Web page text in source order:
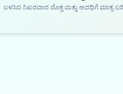
ಬಳಸಿದ ನಿಖರವಾದ ಮೊತ್ತ ಮತ್ತು ಅವಧಿಗೆ ಮಾತ್ರ